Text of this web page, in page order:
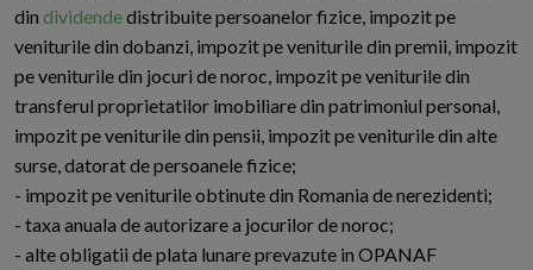
din dividendedistribuite persoanelor fizice, impozit pe
veniturile din dobanzi, impozit pe veniturile din premii, impozit
pe veniturile din jocuri de noroc, impozit pe veniturile din
transferul proprietatilor imobiliare din patrimoniul personal,
impozit pe veniturile din pensii, impozit pe veniturile din alte
surse, datorat de persoanele fizice;
- impozit pe veniturile obtinute din Romania de nerezidenti;
- taxa anuala de autorizare a jocurilor de noroc;
- alte obligatii de plata lunare prevazute in OPANAF